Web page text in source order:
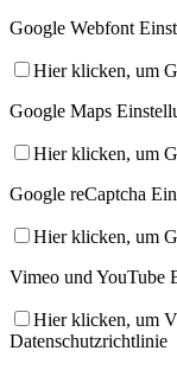
Google Webfont
Hier klicken, um
Google Maps
Hier klicken, um
Google reCaptcha
Hier klicken, um
Vimeo und YouTube
Hier klicken, um
Datenschutzrichtlinie